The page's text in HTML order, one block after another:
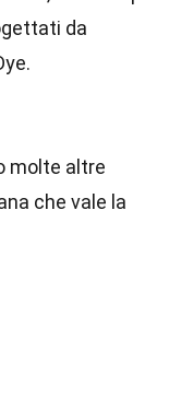
da
molte altre
che vale la